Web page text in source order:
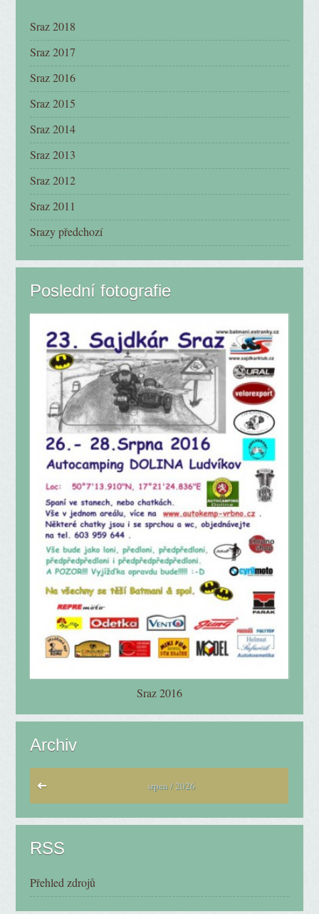
Sraz 2018
Sraz 2017
Sraz 2016
Sraz 2015
Sraz 2014
Sraz 2013
Sraz 2012
Sraz 2011
Srazy předchozí
Poslední fotografie
Sraz 2016
Archiv
srpen / 2026
RSS
Přehled zdrojů